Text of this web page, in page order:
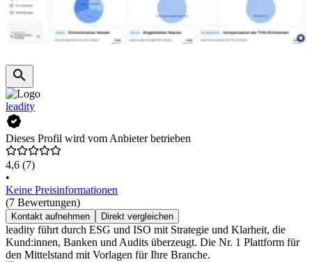
leadity
Dieses Profil wird vom Anbieter betrieben
4,6 (7)
•
Keine Preisinformationen
(7 Bewertungen)
Kontakt aufnehmen Direkt vergleichen
leadity führt durch ESG und ISO mit Strategie und Klarheit, die
Kund:innen, Banken und Audits überzeugt. Die Nr. 1 Plattform für
den Mittelstand mit Vorlagen für Ihre Branche.